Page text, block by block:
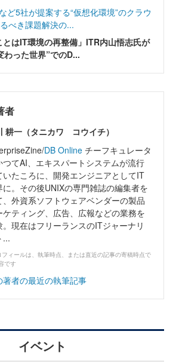
ど5社が提案する“仮想化環境”のクラウ
べき課題解決の...
とはIT環境の再整備」ITR内山悟志氏が
わった世界”でのD...
者
耕一（タニカワ コウイチ）
DB Online チーフキュレータ
つてAI、エキスパートシステムが流行
いたころに、開発エンジニアとしてIT
に。その後UNIXの専門雑誌の編集者を
、外資系ソフトウェアベンダーの製品
ケティング、広告、広報などの業務を
。現在はフリーランスのITジャーナリ
...
フィールは、執筆時点、または直近の記事の寄稿時点で
です
著者の最近の執筆記事
イベント